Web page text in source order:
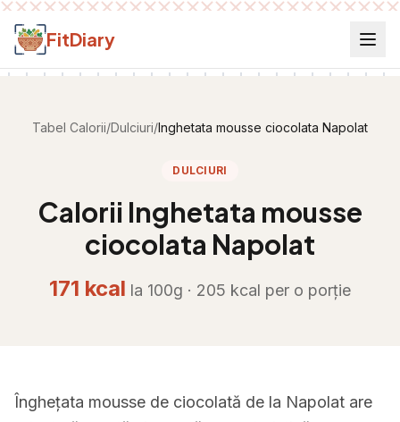
Salt la conținut
FitDiary
Tabel Calorii/Dulciuri/Inghetata mousse ciocolata Napolat
DULCIURI
Calorii Inghetata mousse
ciocolata Napolat
171 kcal la 100g · 205 kcal per o porție
Înghețata mousse de ciocolată de la Napolat are